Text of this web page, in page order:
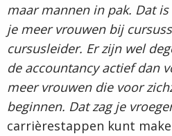
maar mannen in pak. Dat
je meer vrouwen bij
cursusleider. Er zijn wel
de accountancy actief dan
meer vrouwen die voor
beginnen. Dat zag je
carrièrestappen kunt